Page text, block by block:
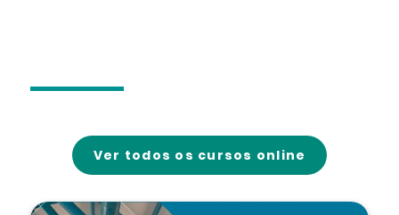
Ver todos os cursos online